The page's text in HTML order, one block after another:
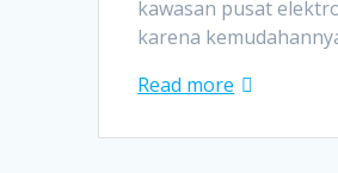
kawasan pusat
karena
Read more